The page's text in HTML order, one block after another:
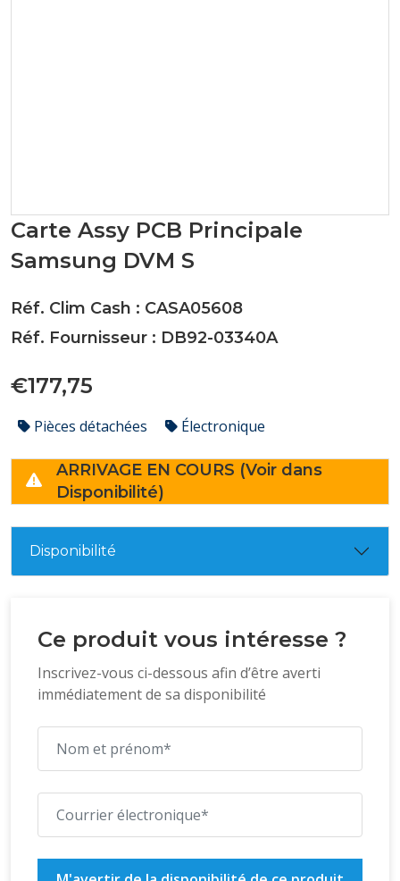
Carte Assy PCB Principale
Samsung DVM S
Réf. Clim Cash : CASA05608
Réf. Fournisseur : DB92-03340A
€177,75
Pièces détachées Électronique
ARRIVAGE EN COURS (Voir dans
Disponibilité)
Disponibilité
Ce produit vous intéresse ?
Inscrivez-vous ci-dessous afin d’être averti
immédiatement de sa disponibilité